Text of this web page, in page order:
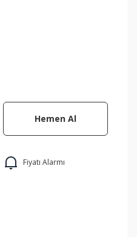
Hemen Al
Fiyatı Alarmı